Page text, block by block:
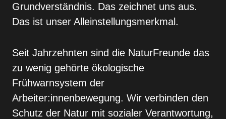
Grundverständnis. Das zeichnet uns aus.
Das ist unser Alleinstellungsmerk­mal.
Seit Jahrzehnten sind die NaturFreunde das
zu wenig gehörte ökologische
Frühwarnsystem der
Arbeiter:innenbewegung. Wir verbinden den
Schutz der Natur mit sozialer Verantwortung,